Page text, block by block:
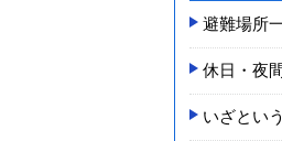
避難場所
休日・夜
いざとい